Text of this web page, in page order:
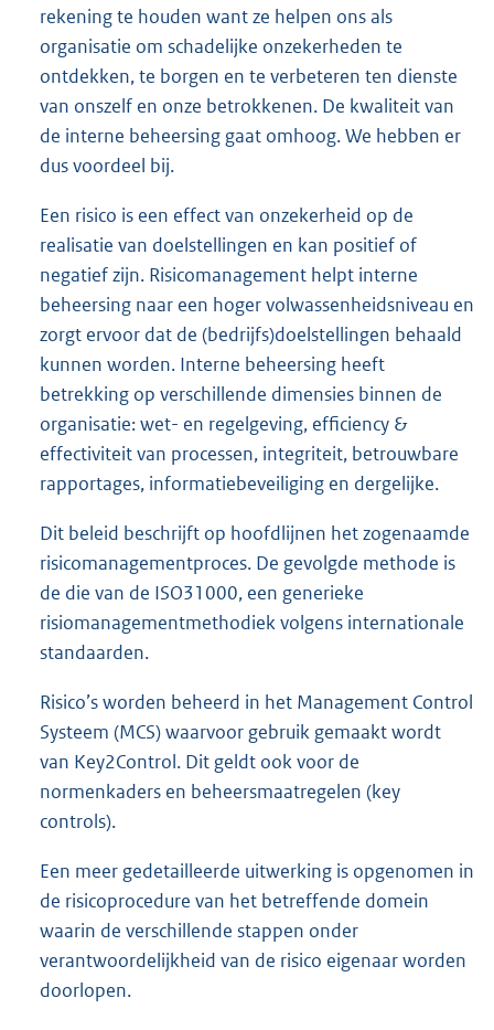
rekening te houden want ze helpen ons als
organisatie om schadelijke onzekerheden te
ontdekken, te borgen en te verbeteren ten dienste
van onszelf en onze betrokkenen. De kwaliteit van
de interne beheersing gaat omhoog. We hebben er
dus voordeel bij.
Een risico is een effect van onzekerheid op de
realisatie van doelstellingen en kan positief of
negatief zijn. Risicomanagement helpt interne
beheersing naar een hoger volwassenheidsniveau en
zorgt ervoor dat de (bedrijfs)doelstellingen behaald
kunnen worden. Interne beheersing heeft
betrekking op verschillende dimensies binnen de
organisatie: wet- en regelgeving, efficiency &
effectiviteit van processen, integriteit, betrouwbare
rapportages, informatiebeveiliging en dergelijke.
Dit beleid beschrijft op hoofdlijnen het zogenaamde
risicomanagementproces. De gevolgde methode is
de die van de ISO31000, een generieke
risiomanagementmethodiek volgens internationale
standaarden.
Risico’s worden beheerd in het Management Control
Systeem (MCS) waarvoor gebruik gemaakt wordt
van Key2Control. Dit geldt ook voor de
normenkaders en beheersmaatregelen (key
controls).
Een meer gedetailleerde uitwerking is opgenomen in
de risicoprocedure van het betreffende domein
waarin de verschillende stappen onder
verantwoordelijkheid van de risico eigenaar worden
doorlopen.